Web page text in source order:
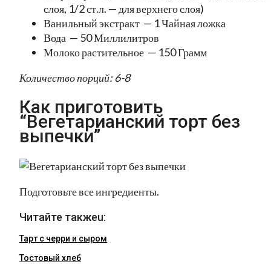
слоя, 1/2 ст.л. — для верхнего слоя)
Ванильный экстракт — 1 Чайная ложка
Вода — 50 Миллилитров
Молоко растительное — 150 Грамм
Количество порций: 6-8
Как приготовить
“Вегетарианский торт без
выпечки”
Подготовьте все ингредиенты.
Читайте такжеu:
Тарт с черри и сыром
Тостовый хлеб